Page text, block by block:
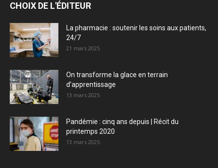
CHOIX DE L'ÉDITEUR
La pharmacie : soutenir les soins aux patients,
24/7
21 mars 2025
On transforme la glace en terrain
d’apprentissage
13 mars 2025
Pandémie : cinq ans depuis | Récit du
printemps 2020
13 mars 2025